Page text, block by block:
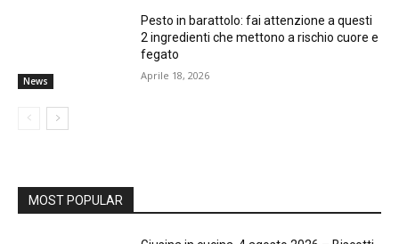
News
Pesto in barattolo: fai attenzione a questi
2 ingredienti che mettono a rischio cuore e
fegato
Aprile 18, 2026
MOST POPULAR